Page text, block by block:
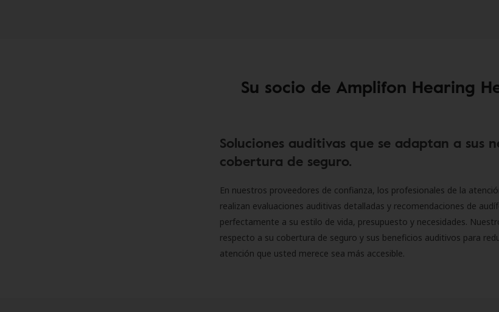
Su socio de Amplifon Hearing
Soluciones auditivas que se adaptan a sus
cobertura de seguro.
En nuestros proveedores de confianza, los profesionales de la
realizan evaluaciones auditivas detalladas y recomendaciones de
perfectamente a su estilo de vida, presupuesto y necesidades.
respecto a su cobertura de seguro y sus beneficios auditivos para
atención que usted merece sea más accesible.